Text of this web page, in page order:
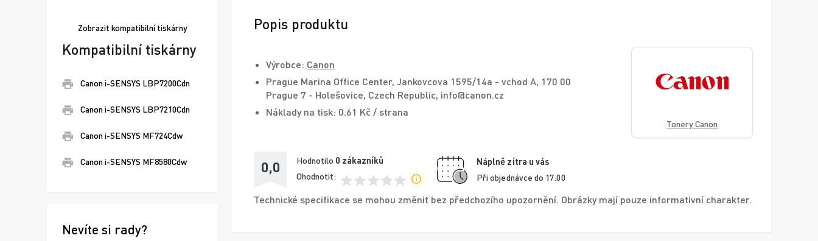
Zobrazit kompatibilní tiskárny
Kompatibilní tiskárny
Canon i-SENSYS LBP7200Cdn
Canon i-SENSYS LBP7210Cdn
Canon i-SENSYS MF724Cdw
Canon i-SENSYS MF8580Cdw
Nevíte si rady?
Popis produktu
Výrobce: Canon
Prague Marina Office Center, Jankovcova 1595/14a - vchod A, 170 00
Prague 7 - Holešovice, Czech Republic, info@canon.cz
Náklady na tisk: 0.61 Kč / strana
0,0 Hodnotilo 0 zákazníků
Ohodnotit:
Náplně zítra u vás
Při objednávce do 17:00
Tonery Canon
Technické specifikace se mohou změnit bez předchozího upozornění. Obrázky mají pouze informativní charakter.